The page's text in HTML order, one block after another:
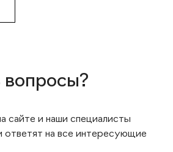
вопросы?
сайте и наши специалисты
ответят на все интересующие